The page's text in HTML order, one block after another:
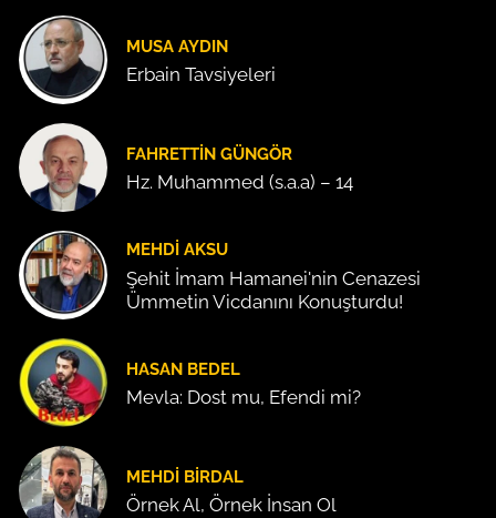
MUSA AYDIN
Erbain Tavsiyeleri
FAHRETTIN GÜNGÖR
Hz. Muhammed (s.a.a) – 14
MEHDI AKSU
Şehit İmam Hamanei'nin Cenazesi
Ümmetin Vicdanını Konuşturdu!
HASAN BEDEL
Mevla: Dost mu, Efendi mi?
MEHDI BIRDAL
Örnek Al, Örnek İnsan Ol